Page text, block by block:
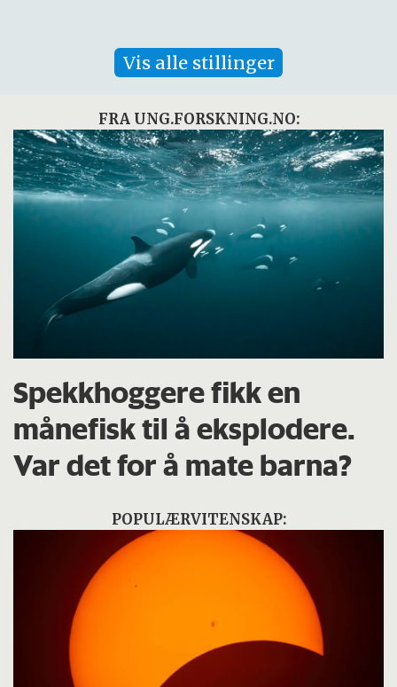
Vis alle stillinger
FRA UNG.FORSKNING.NO:
Spekkhoggere fikk en
månefisk til å eksplodere.
Var det for å mate barna?
POPULÆRVITENSKAP: